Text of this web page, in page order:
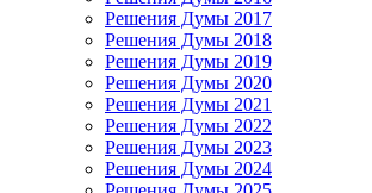
Решения Думы 2017
Решения Думы 2018
Решения Думы 2019
Решения Думы 2020
Решения Думы 2021
Решения Думы 2022
Решения Думы 2023
Решения Думы 2024